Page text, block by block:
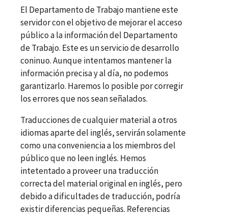
El Departamento de Trabajo mantiene este
servidor con el objetivo de mejorar el acceso
público a la información del Departamento
de Trabajo. Este es un servicio de desarrollo
coninuo. Aunque intentamos mantener la
información precisa y al día, no podemos
garantizarlo. Haremos lo posible por corregir
los errores que nos sean señalados.
Traducciones de cualquier material a otros
idiomas aparte del inglés, servirán solamente
como una conveniencia a los miembros del
público que no leen inglés. Hemos
intetentado a proveer una traducción
correcta del material original en inglés, pero
debido a dificultades de traducción, podría
existir diferencias pequeñas. Referencias